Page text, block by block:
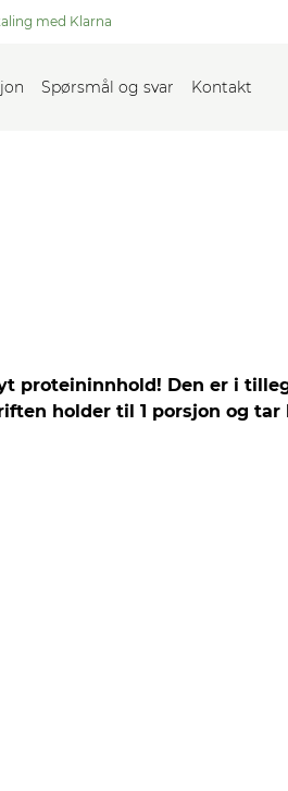
med Klarna
Spørsmål og svar Kontakt
proteininnhold! Den er i
holder til 1 porsjon og